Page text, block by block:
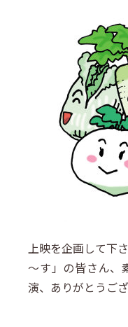
上映を企画して下
～す」の皆さん、
演、ありがとうござ